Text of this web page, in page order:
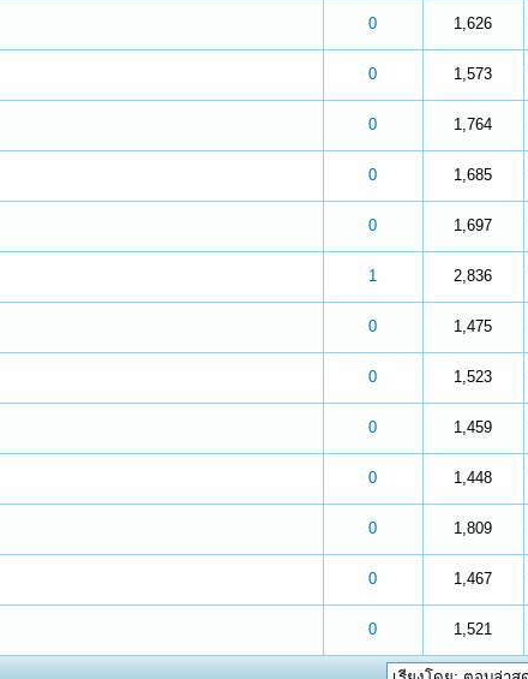
0 1,626
0 1,573
0 1,764
0 1,685
0 1,697
1 2,836
0 1,475
0 1,523
0 1,459
0 1,448
0 1,809
0 1,467
0 1,521